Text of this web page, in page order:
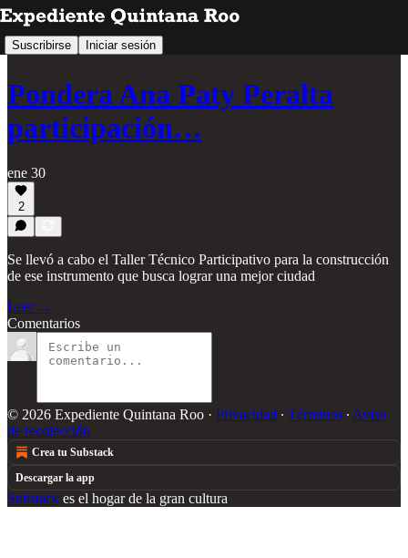
Suscribirse Iniciar sesión
Pondera Ana Paty Peralta
participación…
ene 30
2
Se llevó a cabo el Taller Técnico Participativo para la construcción
de ese instrumento que busca lograr una mejor ciudad
Leer →
Comentarios
© 2026 Expediente Quintana Roo · Privacidad ∙ Términos ∙ Aviso
de recolección
Crea tu Substack
Descargar la app
Substack es el hogar de la gran cultura